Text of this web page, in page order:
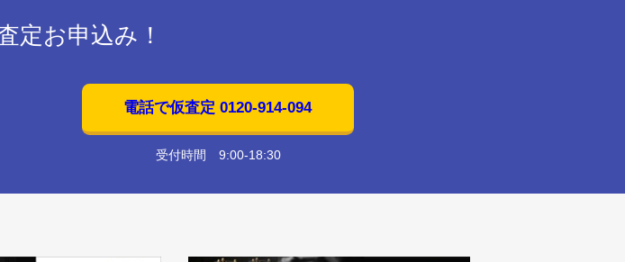
定お申込み！
電話で仮査定 0120-914-094
受付時間 9:00-18:30